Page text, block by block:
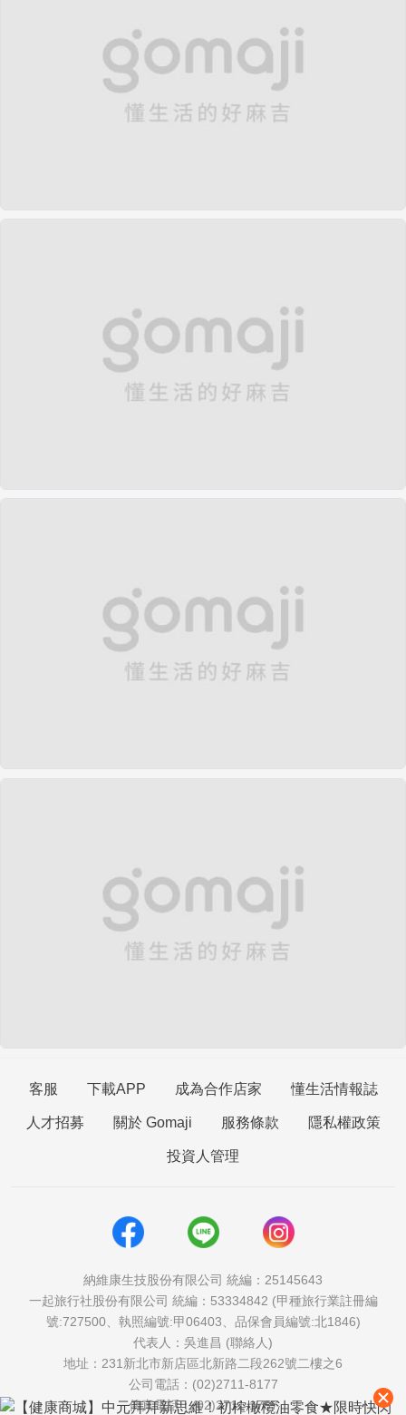
客服 下載APP 成為合作店家 懂生活情報誌
人才招募 關於 Gomaji 服務條款 隱私權政策
投資人管理
納維康生技股份有限公司 統編：25145643
一起旅行社股份有限公司 統編：53334842 (甲種旅行業註冊編
號:727500、執照編號:甲06403、品保會員編號:北1846)
代表人：吳進昌 (聯絡人)
地址：231新北市新店區北新路二段262號二樓之6
公司電話：(02)2711-8177
傳真電話：(02)2711-1757